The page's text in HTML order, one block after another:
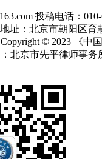
投稿电话：010-
地址：北京市朝阳区育
© 2023 《中
北京市先平律师事务